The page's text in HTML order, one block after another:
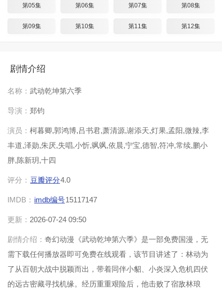
第05集 第06集 第07集 第08集
第09集 第10集 第11集 第12集
剧情介绍
名称： 武动乾坤第六季
导演： 郑钧
演员： 柯暮卿,郭鸿博,吕书君,萧清源,谢添天,灯果,孟阳,微辣,李
丰道,泽勋,朱厌,失唱,小忻,飒飒,依晨,宁宝,德智,符冲,常续,鹏小
胖,陈新玥,十四
评分： 豆瓣评分4.0
IMDB： imdb编号15117147
更新： 2026-07-24 09:50
剧情介绍： 奇幻动漫《武动乾坤第六季》是一部免费国漫，无
需下载任何播放器即可免费在线观看，该节目讲述了：林动为
了从百朝大战中脱颖而出，带着同伴小貂、小炎深入危机四伏
的远古密藏寻找机缘。经历重重艰险后，他击败了宿敌林琅